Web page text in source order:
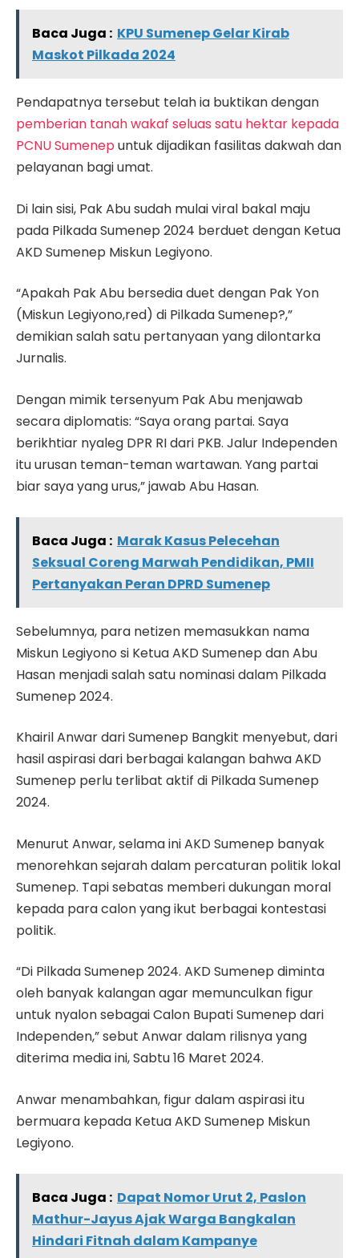
Baca Juga : KPU Sumenep Gelar Kirab
Maskot Pilkada 2024
Pendapatnya tersebut telah ia buktikan dengan
pemberian tanah wakaf seluas satu hektar kepada
PCNU Sumenepuntuk dijadikan fasilitas dakwah dan
pelayanan bagi umat.
Di lain sisi, Pak Abu sudah mulai viral bakal maju
pada Pilkada Sumenep 2024 berduet dengan Ketua
AKD Sumenep Miskun Legiyono.
“Apakah Pak Abu bersedia duet dengan Pak Yon
(Miskun Legiyono,red) di Pilkada Sumenep?,”
demikian salah satu pertanyaan yang dilontarka
Jurnalis.
Dengan mimik tersenyum Pak Abu menjawab
secara diplomatis: “Saya orang partai. Saya
berikhtiar nyaleg DPR RI dari PKB. Jalur Independen
itu urusan teman-teman wartawan. Yang partai
biar saya yang urus,” jawab Abu Hasan.
Baca Juga : Marak Kasus Pelecehan
Seksual Coreng Marwah Pendidikan, PMII
Pertanyakan Peran DPRD Sumenep
Sebelumnya, para netizen memasukkan nama
Miskun Legiyono si Ketua AKD Sumenep dan Abu
Hasan menjadi salah satu nominasi dalam Pilkada
Sumenep 2024.
Khairil Anwar dari Sumenep Bangkit menyebut, dari
hasil aspirasi dari berbagai kalangan bahwa AKD
Sumenep perlu terlibat aktif di Pilkada Sumenep
2024.
Menurut Anwar, selama ini AKD Sumenep banyak
menorehkan sejarah dalam percaturan politik lokal
Sumenep. Tapi sebatas memberi dukungan moral
kepada para calon yang ikut berbagai kontestasi
politik.
“Di Pilkada Sumenep 2024. AKD Sumenep diminta
oleh banyak kalangan agar memunculkan figur
untuk nyalon sebagai Calon Bupati Sumenep dari
Independen,” sebut Anwar dalam rilisnya yang
diterima media ini, Sabtu 16 Maret 2024.
Anwar menambahkan, figur dalam aspirasi itu
bermuara kepada Ketua AKD Sumenep Miskun
Legiyono.
Baca Juga : Dapat Nomor Urut 2, Paslon
Mathur-Jayus Ajak Warga Bangkalan
Hindari Fitnah dalam Kampanye